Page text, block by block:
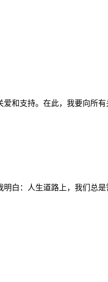
和支持。在此，我要向所
白：人生道路上，我们总